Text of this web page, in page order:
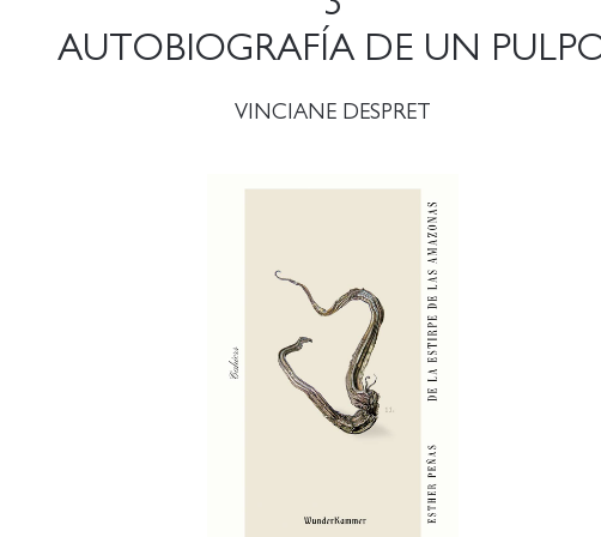
AUTOBIOGRAFÍA DE UN
VINCIANE DESPRET